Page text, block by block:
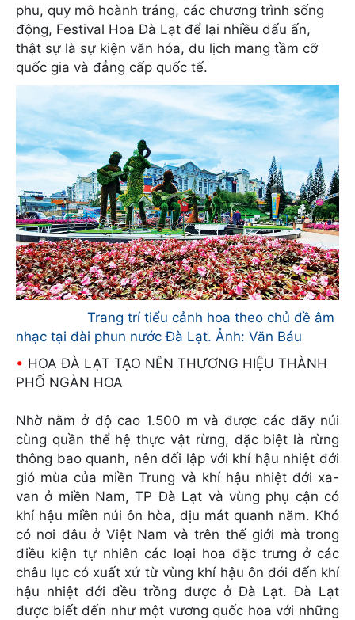
phu, quy mô hoành tráng, các chương trình sống
động, Festival Hoa Đà Lạt để lại nhiều dấu ấn,
thật sự là sự kiện văn hóa, du lịch mang tầm cỡ
quốc gia và đẳng cấp quốc tế.
Trang trí tiểu cảnh hoa theo chủ đề âm
nhạc tại đài phun nước Đà Lạt. Ảnh: Văn Báu
• HOA ĐÀ LẠT TẠO NÊN THƯƠNG HIỆU THÀNH
PHỐ NGÀN HOA
Nhờ nằm ở độ cao 1.500 m và được các dãy núi
cùng quần thể hệ thực vật rừng, đặc biệt là rừng
thông bao quanh, nên đối lập với khí hậu nhiệt đới
gió mùa của miền Trung và khí hậu nhiệt đới xa-
van ở miền Nam, TP Đà Lạt và vùng phụ cận có
khí hậu miền núi ôn hòa, dịu mát quanh năm. Khó
có nơi đâu ở Việt Nam và trên thế giới mà trong
điều kiện tự nhiên các loại hoa đặc trưng ở các
châu lục có xuất xứ từ vùng khí hậu ôn đới đến khí
hậu nhiệt đới đều trồng được ở Đà Lạt. Đà Lạt
được biết đến như một vương quốc hoa với những